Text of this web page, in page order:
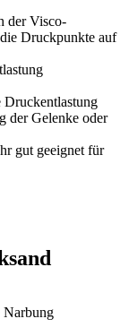
der Visco-
Druckpunkte auf
der Gelenke oder
gut geeignet für
Narbung